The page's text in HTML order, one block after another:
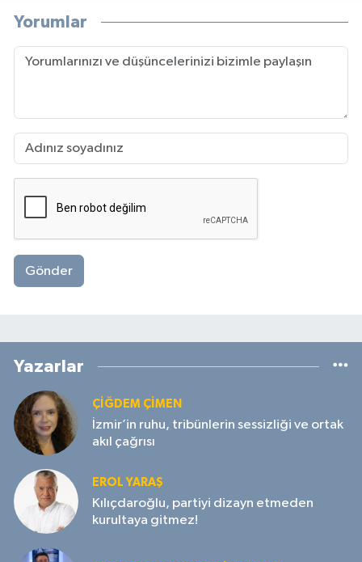
Yorumlar
Gönder
Yazarlar
ÇIĞDEM ÇIMEN
İzmir’in ruhu, tribünlerin sessizliği ve ortak
akıl çağrısı
EROL YARAŞ
Kılıçdaroğlu, partiyi dizayn etmeden
kurultaya gitmez!